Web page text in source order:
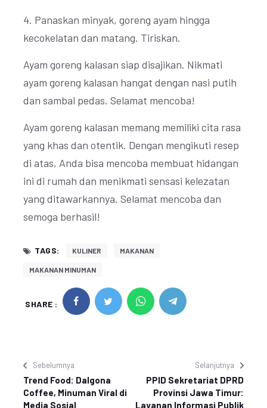
4. Panaskan minyak, goreng ayam hingga
kecokelatan dan matang. Tiriskan.
Ayam goreng kalasan siap disajikan. Nikmati
ayam goreng kalasan hangat dengan nasi putih
dan sambal pedas. Selamat mencoba!
Ayam goreng kalasan memang memiliki cita rasa
yang khas dan otentik. Dengan mengikuti resep
di atas, Anda bisa mencoba membuat hidangan
ini di rumah dan menikmati sensasi kelezatan
yang ditawarkannya. Selamat mencoba dan
semoga berhasil!
TAGS: KULINER MAKANAN
MAKANAN MINUMAN
SHARE :
Sebelumnya
Trend Food: Dalgona
Coffee, Minuman Viral di
Media Sosial
Selanjutnya
PPID Sekretariat DPRD
Provinsi Jawa Timur:
Layanan Informasi Publik